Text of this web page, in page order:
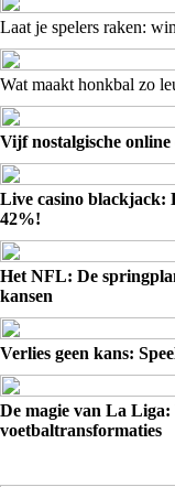
Laat je spelers raken:
Wat maakt honkbal zo
Vijf nostalgische online
Live casino blackjack:
42%!
Het NFL: De
kansen
Verlies geen kans:
De magie van La Liga:
voetbaltransformaties